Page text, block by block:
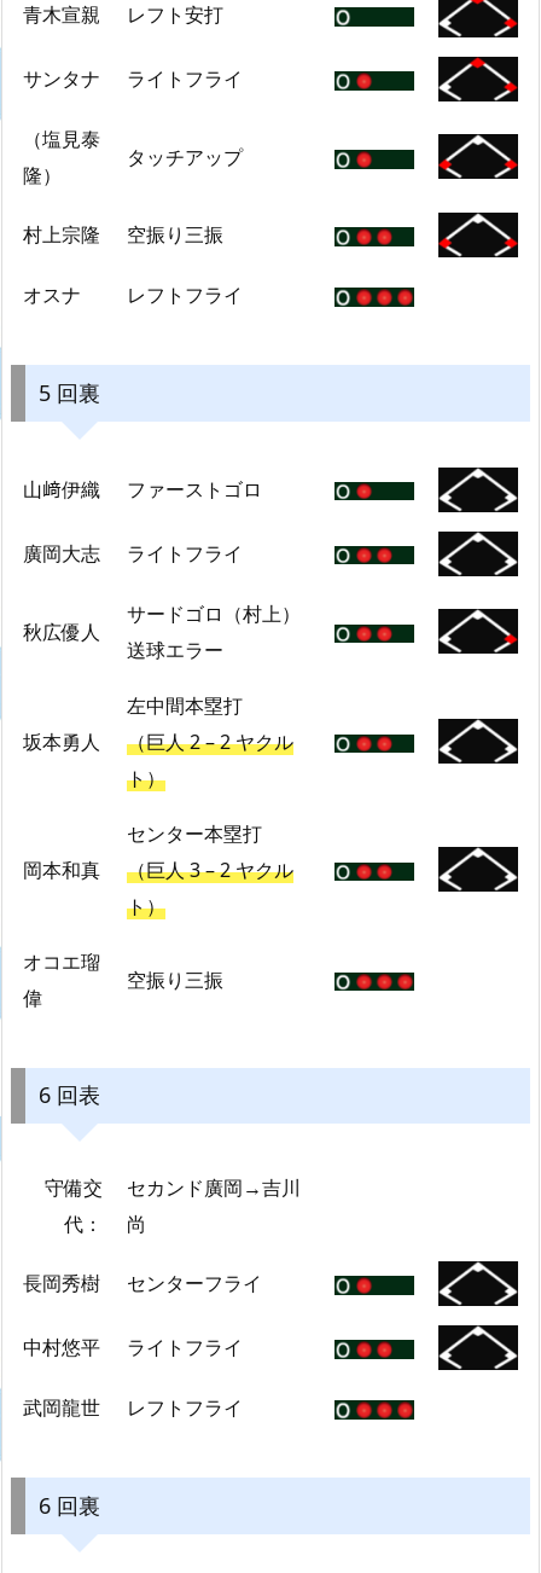
青木宣親 レフト安打
サンタナ ライトフライ
（塩見泰
隆）
タッチアップ
村上宗隆 空振り三振
オスナ レフトフライ
5 回裏
山﨑伊織 ファーストゴロ
廣岡大志 ライトフライ
秋広優人
サードゴロ（村上）
送球エラー
坂本勇人
左中間本塁打
（巨人 2 – 2 ヤクル
ト）
岡本和真
センター本塁打
（巨人 3 – 2 ヤクル
ト）
オコエ瑠
偉
空振り三振
6 回表
守備交
代：
セカンド廣岡→吉川
尚
長岡秀樹 センターフライ
中村悠平 ライトフライ
武岡龍世 レフトフライ
6 回裏